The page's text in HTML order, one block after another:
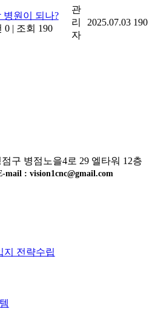
병원이 되나?
0 | 조회 190
관
리
자
2025.07.03 190
구 병점노을4로 29 엘타워 12층
mail : vision1cnc@gmail.com
지 전략수립